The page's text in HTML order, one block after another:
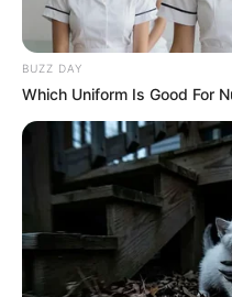
BUZZ DAY
Which Uniform Is Good For